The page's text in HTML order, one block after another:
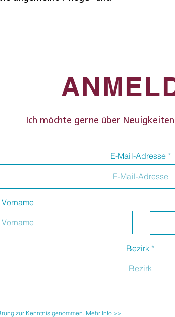
Ich möchte gerne über
E-Mail-Adresse
Vorname
Bezirk
zur Kenntnis genommen. Mehr Info >>